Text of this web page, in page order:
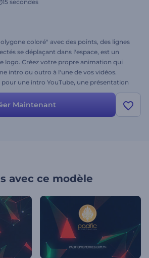
15 secondes
coloré" avec des points, des lignes
se déplaçant dans l'espace, est un
logo. Créez votre propre animation qui
intro ou outro à l'une de vos vidéos.
une intro YouTube, une présentation
projet nécessitant une présentation
d’essayer !
Maintenant
avec ce modèle